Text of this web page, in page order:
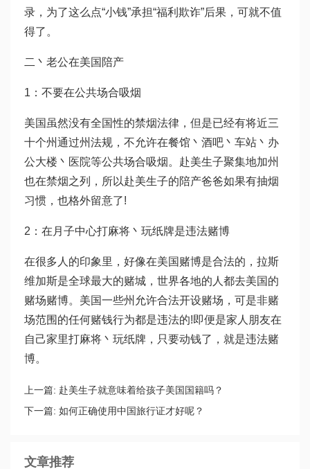
录，为了这么点“小钱”承担“福利欺诈”后果，可就不值
得了。
二丶老公在美国陪产
1：不要在公共场合吸烟
美国虽然没有全国性的禁烟法律，但是已经有将近三
十个州通过州法规，不允许在餐馆丶酒吧丶车站丶办
公大楼丶医院等公共场合吸烟。赴美生子聚集地加州
也在禁烟之列，所以赴美生子的陪产爸爸如果有抽烟
习惯，也格外留意了!
2：在月子中心打麻将丶玩纸牌是违法赌博
在很多人的印象里，好像在美国赌博是合法的，拉斯
维加斯是全球最大的赌城，世界各地的人都去美国的
赌场赌博。美国一些州允许合法开设赌场，可是非赌
场范围的任何赌钱行为都是违法的!即便是家人朋友在
自己家里打麻将丶玩纸牌，只要动钱了，就是违法赌
博。
上一篇: 赴美生子就意味着给孩子美国国籍吗？
下一篇: 如何正确使用中国旅行证才好呢？
文章推荐